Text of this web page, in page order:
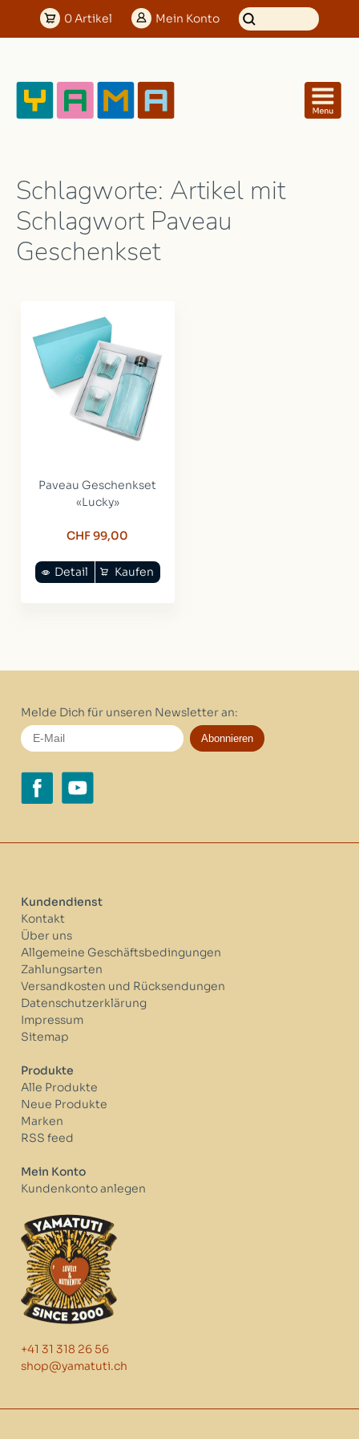
0Artikel Mein Konto
Schlagworte: Artikel mit
Schlagwort Paveau
Geschenkset
Paveau Geschenkset
«Lucky»
CHF 99,00
Kaufen
Detail
Melde Dich für unseren Newsletter an:
Abonnieren
Kundendienst
Kontakt
Über uns
Allgemeine Geschäftsbedingungen
Zahlungsarten
Versandkosten und Rücksendungen
Datenschutzerklärung
Impressum
Sitemap
Produkte
Alle Produkte
Neue Produkte
Marken
RSS feed
Mein Konto
Kundenkonto anlegen
+41 31 318 26 56
shop@yamatuti.ch